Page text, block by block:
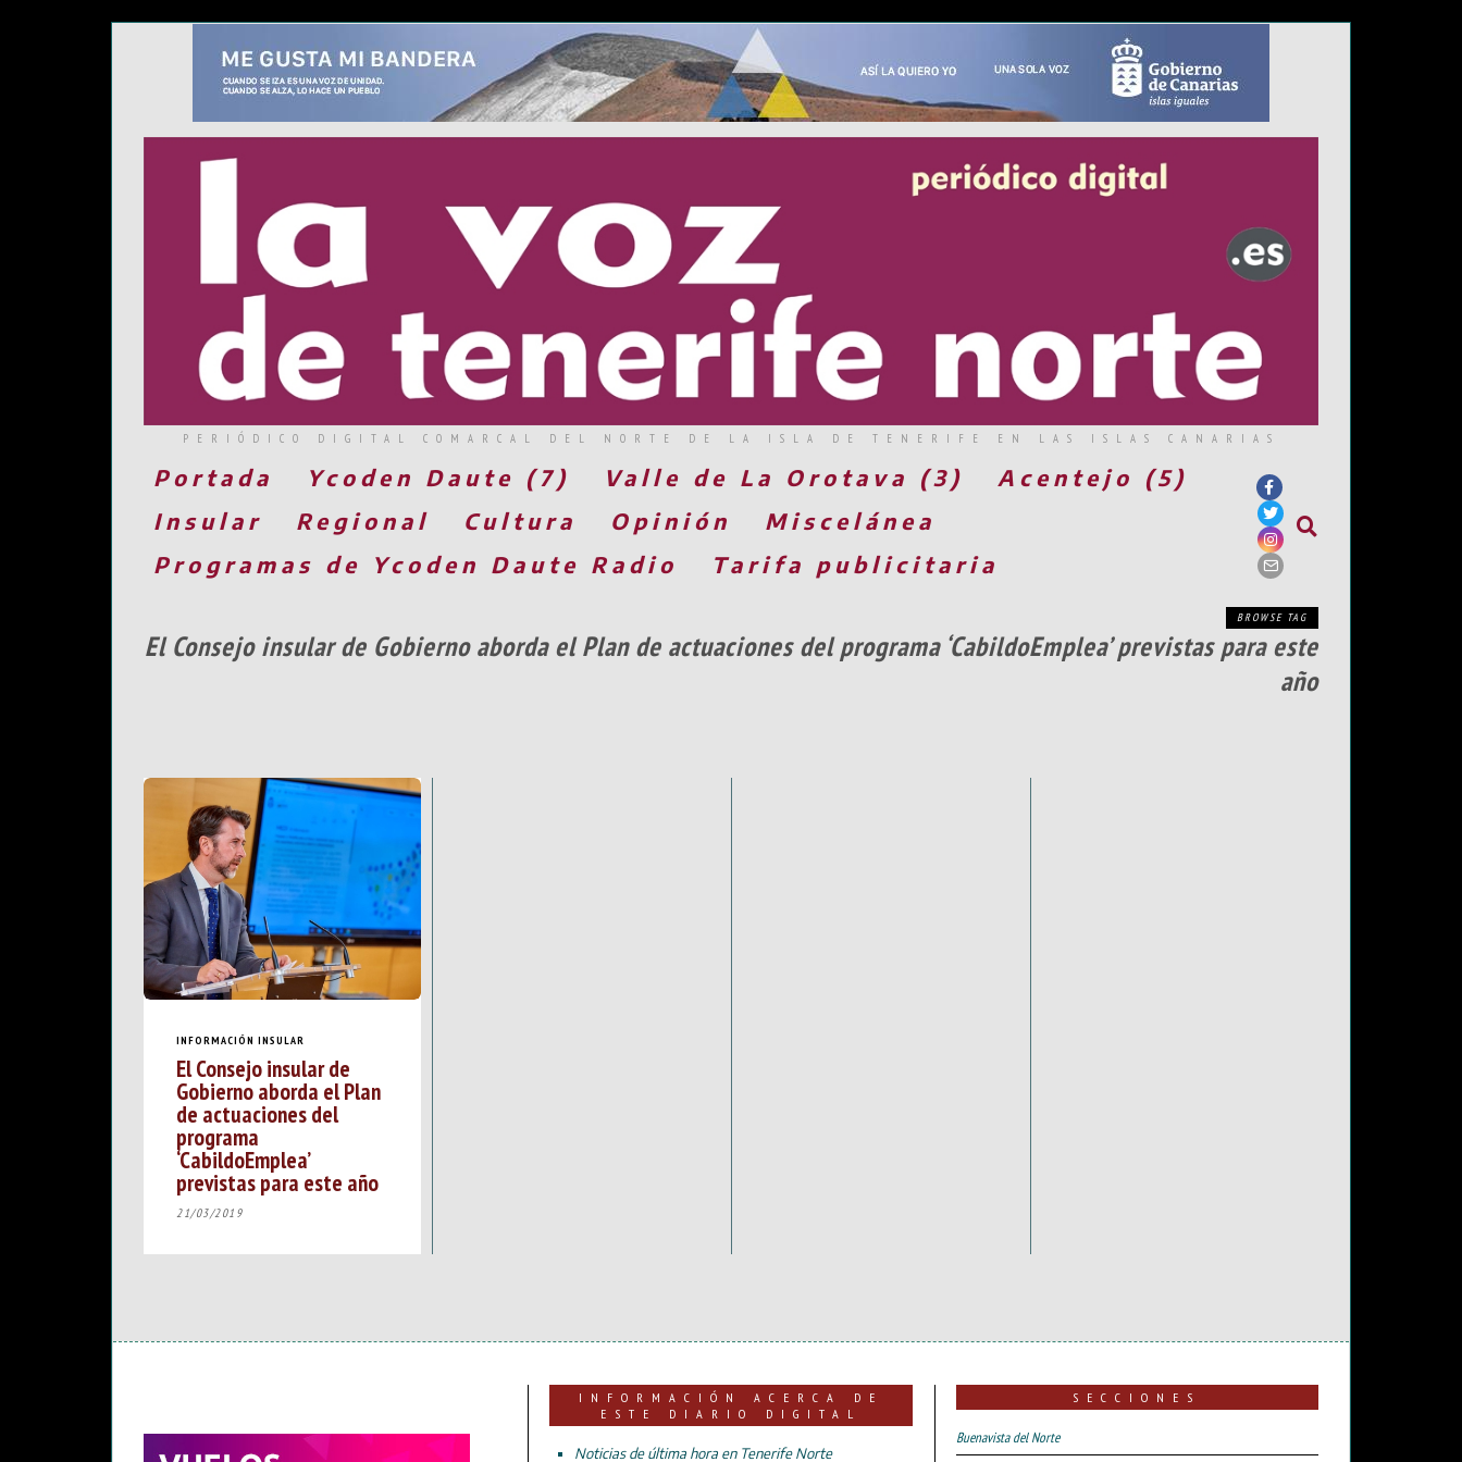
PERIÓDICO DIGITAL COMARCAL DEL NORTE DE LA ISLA DE TENERIFE EN LAS ISLAS CANARIAS
Portada Ycoden Daute (7) Valle de La Orotava (3)
Acentejo (5)
Insular
Regional Cultura Opinión
Miscelánea
Programas de Ycoden Daute Radio
Tarifa publicitaria
BROWSE TAG
El Consejo insular de Gobierno aborda el Plan de actuaciones del programa ‘CabildoEmplea’ previstas para este
año
INFORMACIÓN INSULAR
El Consejo insular de
Gobierno aborda el Plan
de actuaciones del
programa
‘CabildoEmplea’
previstas para este año
21/03/2019
INFORMACIÓN ACERCA DE
ESTE DIARIO DIGITAL
Noticias de última hora en Tenerife Norte
SECCIONES
Buenavista del Norte